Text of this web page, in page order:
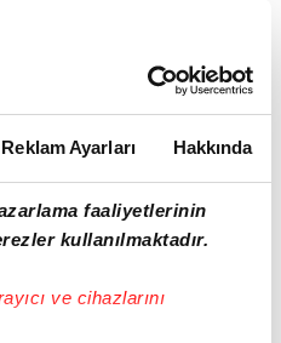
Reklam Ayarları Hakkında
faaliyetlerinin
kullanılmaktadır.
ve cihazlarını
Girişi
Yiğit - Editör